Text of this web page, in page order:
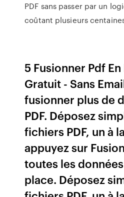
PDF sans passer par un
coûtant plusieurs
5 Fusionner Pdf
Gratuit - Sans
fusionner plus de
PDF. Déposez
fichiers PDF, un à
appuyez sur
toutes les
place. Déposez